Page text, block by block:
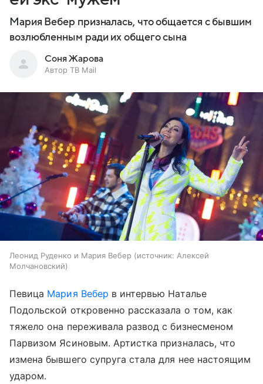
Мария Вебер призналась, что общается с бывшим
возлюбленным ради их общего сына
Соня Жарова
Автор ТВ Mail
Леонид Руденко и Мария Вебер источник: Алексей
Молчановский
Певица Мария Вебер в интервью Наталье
Подольской откровенно рассказала о том, как
тяжело она переживала развод с бизнесменом
Парвизом Ясиновым. Артистка призналась, что
измена бывшего супруга стала для нее настоящим
ударом.